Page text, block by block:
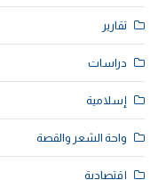
تقارير
دراسات
إسلامية
واحة الشعر والقصة
إقتصادية